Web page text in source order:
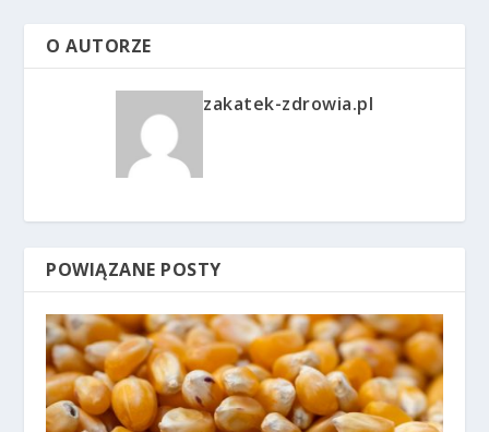
O AUTORZE
zakatek-zdrowia.pl
POWIĄZANE POSTY